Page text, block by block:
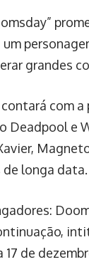
grandes
com
Deadpool e
longa data.
de